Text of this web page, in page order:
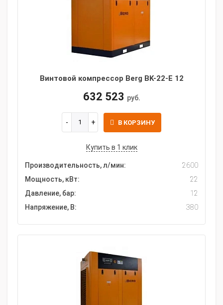
Винтовой компрессор Berg BK-22-E 12
632 523 руб.
В КОРЗИНУ
Купить в 1 клик
Производительность, л/мин:
2600
Мощность, кВт:
22
Давление, бар:
12
Напряжение, В:
380